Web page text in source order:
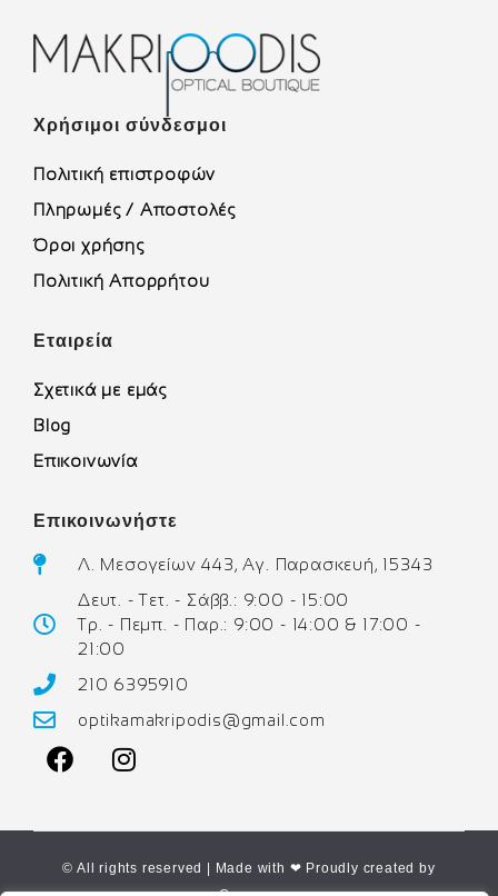
Χρήσιμοι σύνδεσμοι
Πολιτική επιστροφών
Πληρωμές / Αποστολές
Όροι χρήσης
Πολιτική Απορρήτου
Εταιρεία
Σχετικά με εμάς
Blog
Επικοινωνία
Επικοινωνήστε
Λ. Μεσογείων 443, Αγ. Παρασκευή, 15343
Δευτ. - Τετ. - Σάββ.: 9:00 - 15:00
Τρ. - Πεμπ. - Παρ.: 9:00 - 14:00 & 17:00 -
21:00
210 6395910
optikamakripodis@gmail.com
© All rights reserved | Made with ❤ Proudly created by